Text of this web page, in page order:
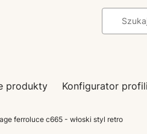
produkty Konfigurator
ferroluce c665 - włoski styl retro